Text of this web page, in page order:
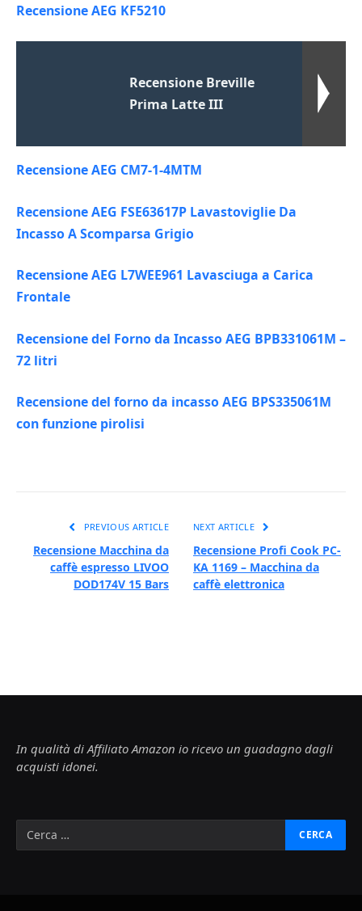
Recensione AEG KF5210
Recensione Breville
Prima Latte III
Recensione AEG CM7-1-4MTM
Recensione AEG FSE63617P Lavastoviglie Da
Incasso A Scomparsa Grigio
Recensione AEG L7WEE961 Lavasciuga a Carica
Frontale
Recensione del Forno da Incasso AEG BPB331061M –
72 litri
Recensione del forno da incasso AEG BPS335061M
con funzione pirolisi
PREVIOUS ARTICLE
Recensione Macchina da
caffè espresso LIVOO
DOD174V 15 Bars
NEXT ARTICLE
Recensione Profi Cook PC-
KA 1169 – Macchina da
caffè elettronica
In qualità di Affiliato Amazon io ricevo un guadagno dagli
acquisti idonei.